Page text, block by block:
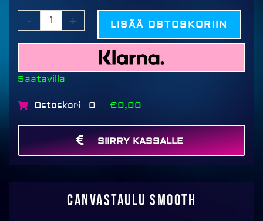
- + LISÄÄ OSTOSKORIIN
Saatavilla
Ostoskori 0 €0,00
SIIRRY KASSALLE
Canvastaulu Smooth